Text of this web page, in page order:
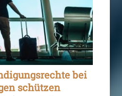
bei
schützen